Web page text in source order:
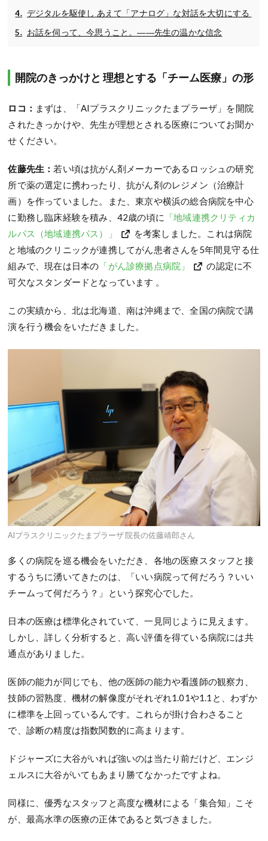
デジタルを駆使し あえて「アナログ」な対話を大切にする
お話を伺って、今思うこと。――先生の温かな信念
開院のきっかけと 理想とする「チーム医療」の形
ロコ： まずは、「AIプラスクリニックたまプラーザ」を開院
されたきっかけや、先生が理想とされる医療についてお聞か
せください。
佐藤先生： 若い頃は抗がん剤メーカーであるロッシュの研究
所で薬の選定に携わったり、抗がん剤のレジメン（治療計
画）を作っていました。また、東京や横浜の総合病院を中心
に勤務し臨床経験を積み、42歳の頃に
「地域連携クリティカ
ルパス（地域連携パス）」
を考案しました。これは病院
と地域のクリニックが連携してがん患者さんを5年間見守る仕
組みで、現在は日本の 「がん診療拠点病院」
の認定に不
可欠なスタンダードとなっています 。
この実績から、北は北海道、南は沖縄まで、全国の病院で講
演を行う機会をいただきました。
AIプラスクリニックたまプラーザ 院長の佐藤靖郎さん
多くの病院を巡る機会をいただき、各地の医療スタッフと接
するうちに湧いてきたのは、「いい病院って何だろう？いい
チームって何だろう？」という探究心でした。
日本の医療は標準化されていて、一見同じように見えます。
しかし、詳しく分析すると、高い評価を得ている病院には共
通点がありました。
医師の能力が同じでも、他の医師の能力や看護師の観察力、
技師の習熟度、機材の解像度がそれぞれ1.01や1.1と、わずか
に標準を上回っているんです。これらが掛け合わさること
で、診断の精度は指数関数的に高まります。
ドジャーズに大谷がいれば強いのは当たり前だけど、エンジ
ェルスに大谷がいてもあまり勝てなかったですよね。
同様に、優秀なスタッフと高度な機材による「集合知」こそ
が、最高水準の医療の正体であると気づきました。